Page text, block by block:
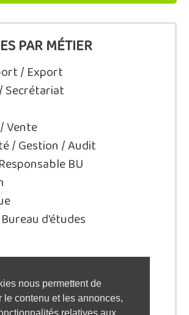
nous permettent de
le contenu et les annonces,
PAR MÉTIER
/ Export
Secrétariat
Vente
/ Gestion / Audit
BU
d'études
/ Environnement